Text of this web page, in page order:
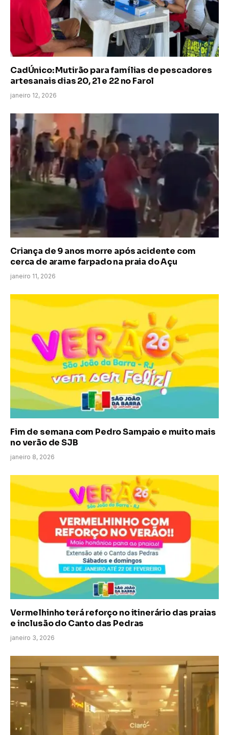
CadÚnico: Mutirão para famílias de pescadores
artesanais dias 20, 21 e 22 no Farol
janeiro 12, 2026
Criança de 9 anos morre após acidente com
cerca de arame farpado na praia do Açu
janeiro 11, 2026
Fim de semana com Pedro Sampaio e muito mais
no verão de SJB
janeiro 8, 2026
Vermelhinho terá reforço no itinerário das praias
e inclusão do Canto das Pedras
janeiro 3, 2026